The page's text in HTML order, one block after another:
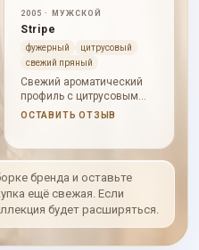
2005 · МУЖСКОЙ
Stripe
фужерный
цитрусовый
свежий пряный
Свежий ароматический
профиль с цитрусовым
стартом, прохладной
древесностью.
ОСТАВИТЬ ОТЗЫВ
бренда и оставьте
ещё свежая. Если
будет расширяться.